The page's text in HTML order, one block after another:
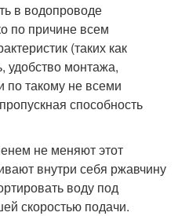
в водопроводе
по причине всем
(таких как
удобство монтажа,
по такому не всеми
способность
не меняют этот
внутри себя ржавчину
воду под
скоростью подачи.